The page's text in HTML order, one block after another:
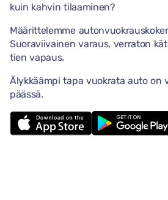
kuin kahvin tilaaminen?
Määrittelemme
Suoraviivainen varaus, verraton
tien vapaus.
Älykkäämpi tapa vuokrata auto on
päässä.